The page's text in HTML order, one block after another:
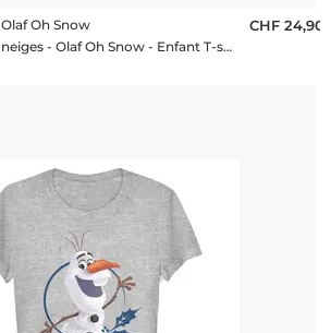
Olaf Oh Snow
Disney - La Reine des neiges - Olaf Oh Snow - Enfant T-shirt
CHF 24,90